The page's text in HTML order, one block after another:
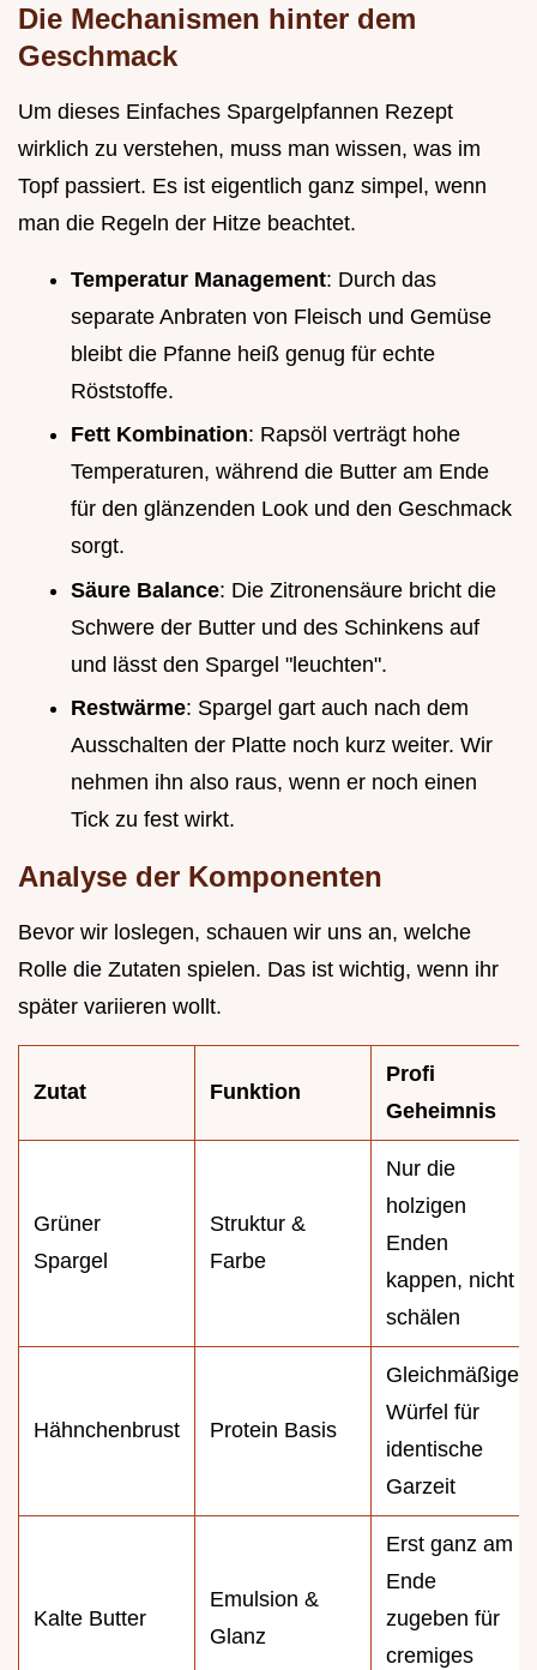
Die Mechanismen hinter dem
Geschmack
Um dieses Einfaches Spargelpfannen Rezept
wirklich zu verstehen, muss man wissen, was im
Topf passiert. Es ist eigentlich ganz simpel, wenn
man die Regeln der Hitze beachtet.
Temperatur Management: Durch das
separate Anbraten von Fleisch und Gemüse
bleibt die Pfanne heiß genug für echte
Röststoffe.
Fett Kombination: Rapsöl verträgt hohe
Temperaturen, während die Butter am Ende
für den glänzenden Look und den Geschmack
sorgt.
Säure Balance: Die Zitronensäure bricht die
Schwere der Butter und des Schinkens auf
und lässt den Spargel "leuchten".
Restwärme: Spargel gart auch nach dem
Ausschalten der Platte noch kurz weiter. Wir
nehmen ihn also raus, wenn er noch einen
Tick zu fest wirkt.
Analyse der Komponenten
Bevor wir loslegen, schauen wir uns an, welche
Rolle die Zutaten spielen. Das ist wichtig, wenn ihr
später variieren wollt.
Zutat Funktion
Profi
Geheimnis
Grüner
Spargel
Struktur &
Farbe
Nur die
holzigen
Enden
kappen, nicht
schälen
Hähnchenbrust Protein Basis
Gleichmäßige
Würfel für
identische
Garzeit
Kalte Butter
Emulsion &
Glanz
Erst ganz am
Ende
zugeben für
cremiges